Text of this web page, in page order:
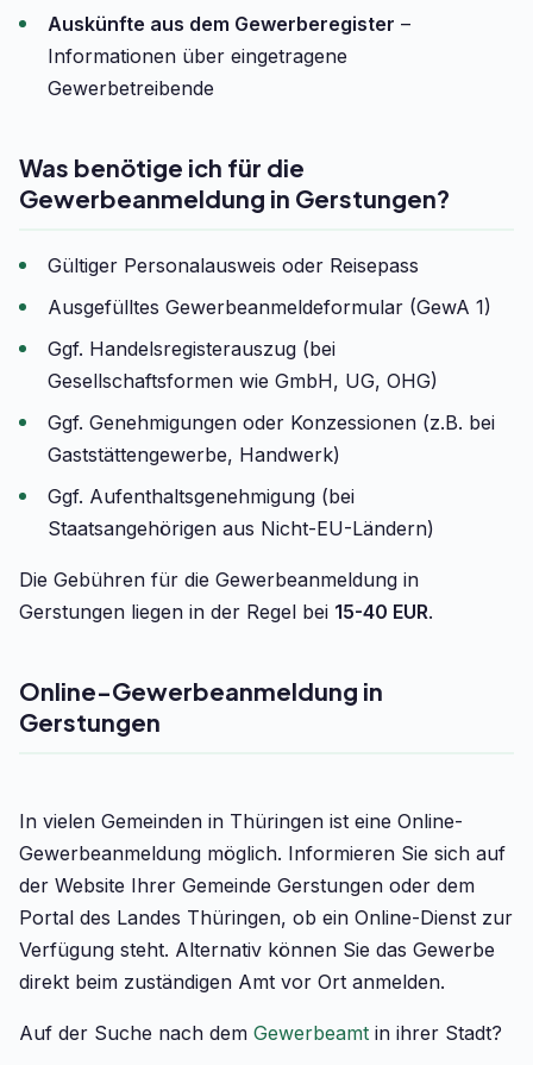
Auskünfte aus dem Gewerberegister –
Informationen über eingetragene
Gewerbetreibende
Was benötige ich für die
Gewerbeanmeldung in Gerstungen?
Gültiger Personalausweis oder Reisepass
Ausgefülltes Gewerbeanmeldeformular (GewA 1)
Ggf. Handelsregisterauszug (bei
Gesellschaftsformen wie GmbH, UG, OHG)
Ggf. Genehmigungen oder Konzessionen (z.B. bei
Gaststättengewerbe, Handwerk)
Ggf. Aufenthaltsgenehmigung (bei
Staatsangehörigen aus Nicht-EU-Ländern)
Die Gebühren für die Gewerbeanmeldung in
Gerstungen liegen in der Regel bei 15-40 EUR.
Online-Gewerbeanmeldung in
Gerstungen
In vielen Gemeinden in Thüringen ist eine Online-
Gewerbeanmeldung möglich. Informieren Sie sich auf
der Website Ihrer Gemeinde Gerstungen oder dem
Portal des Landes Thüringen, ob ein Online-Dienst zur
Verfügung steht. Alternativ können Sie das Gewerbe
direkt beim zuständigen Amt vor Ort anmelden.
Auf der Suche nach dem Gewerbeamt in ihrer Stadt?